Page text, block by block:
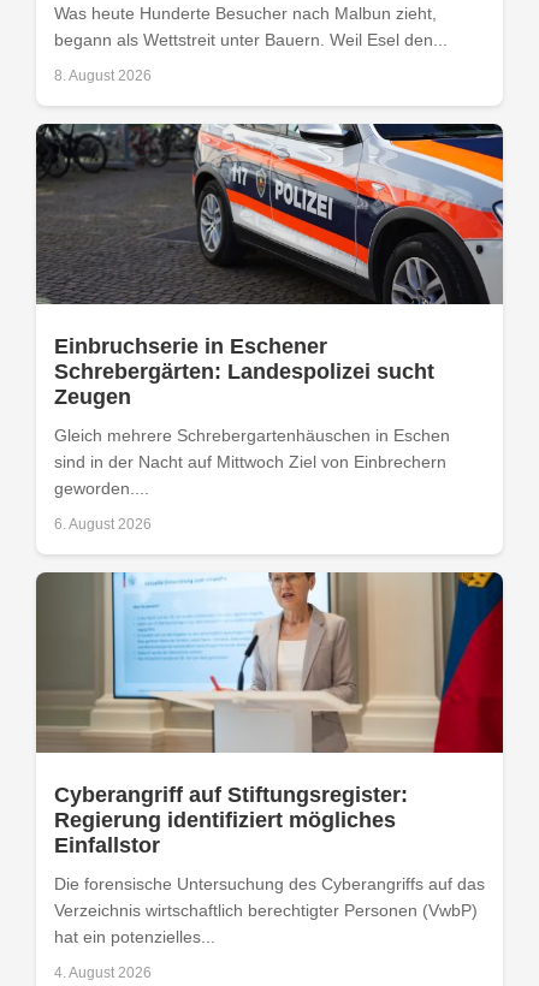
Was heute Hunderte Besucher nach Malbun zieht,
begann als Wettstreit unter Bauern. Weil Esel den...
8. August 2026
Einbruchserie in Eschener
Schrebergärten: Landespolizei sucht
Zeugen
Gleich mehrere Schrebergartenhäuschen in Eschen
sind in der Nacht auf Mittwoch Ziel von Einbrechern
geworden....
6. August 2026
Cyberangriff auf Stiftungsregister:
Regierung identifiziert mögliches
Einfallstor
Die forensische Untersuchung des Cyberangriffs auf das
Verzeichnis wirtschaftlich berechtigter Personen (VwbP)
hat ein potenzielles...
4. August 2026